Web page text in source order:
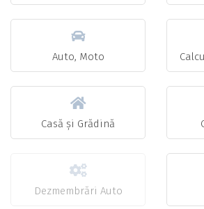
Auto, Moto
Casă și Grădină
Dezmembrări Auto